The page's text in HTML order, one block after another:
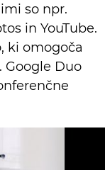
so npr.
in YouTube.
ki omogoča
Google Duo